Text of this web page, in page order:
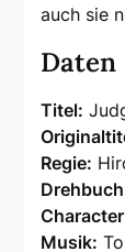
auch sie
Daten
Titel:
Regie:
Musik: